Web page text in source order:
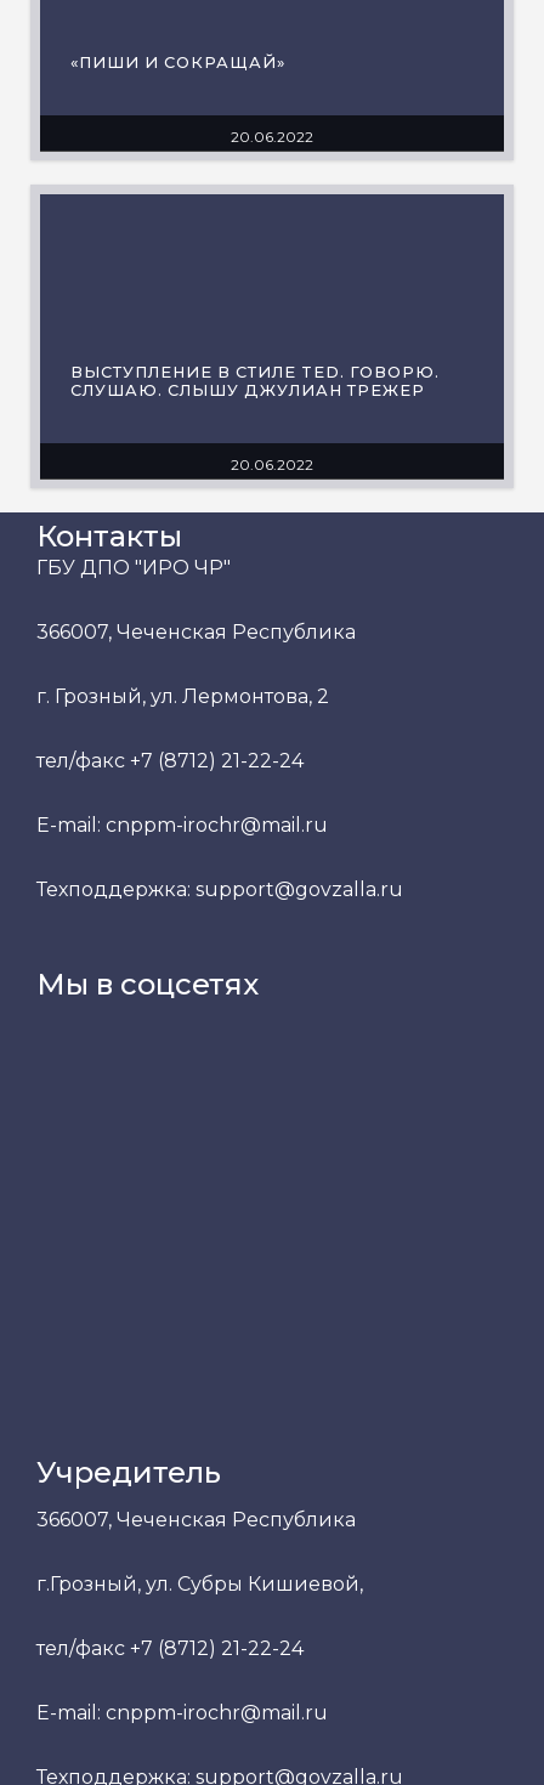
20.06.2022
«ПИШИ И СОКРАЩАЙ»
20.06.2022
ВЫСТУПЛЕНИЕ В СТИЛЕ TED. ГОВОРЮ.
СЛУШАЮ. СЛЫШУ ДЖУЛИАН ТРЕЖЕР
Контакты
ГБУ ДПО "ИРО ЧР"
366007, Чеченская Республика
г. Грозный, ул. Лермонтова, 2
тел/факс +7 (8712) 21-22-24
E-mail: cnppm-irochr@mail.ru
Техподдержка: support@govzalla.ru
Мы в соцсетях
Учредитель
366007, Чеченская Республика
г.Грозный, ул. Субры Кишиевой,
тел/факс +7 (8712) 21-22-24
E-mail: cnppm-irochr@mail.ru
Техподдержка: support@govzalla.ru